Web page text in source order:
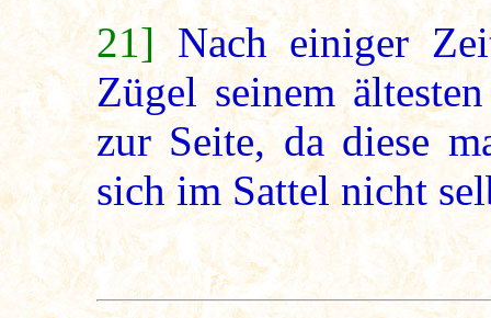
21]Nach einiger
Zügel seinem
zur Seite, da diese
sich im Sattel nicht